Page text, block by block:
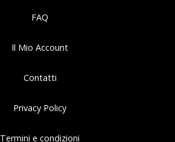
FAQ
Il Mio Account
Contatti
Privacy Policy
Termini e condizioni